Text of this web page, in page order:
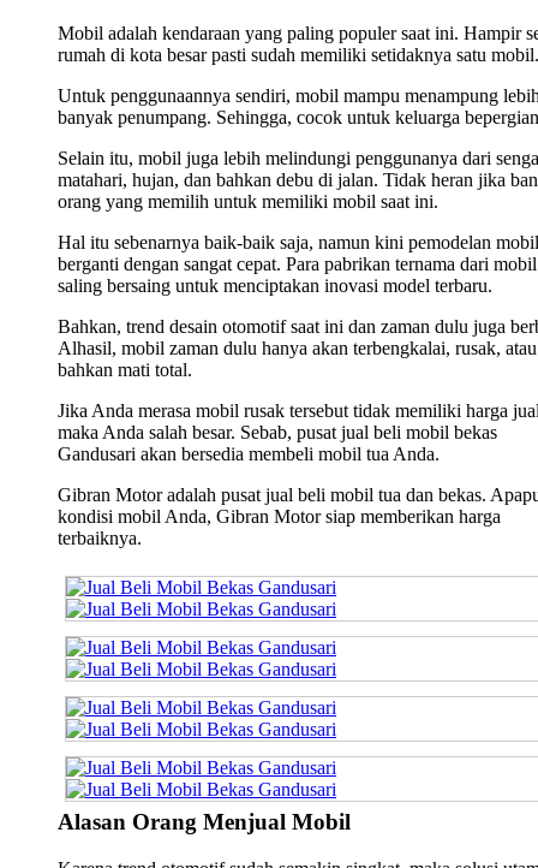
Mobil adalah kendaraan yang paling populer saat ini. Hampir
rumah di kota besar pasti sudah memiliki setidaknya satu mobil.
Untuk penggunaannya sendiri, mobil mampu menampung
banyak penumpang. Sehingga, cocok untuk keluarga
Selain itu, mobil juga lebih melindungi penggunanya dari
matahari, hujan, dan bahkan debu di jalan. Tidak heran jika
orang yang memilih untuk memiliki mobil saat ini.
Hal itu sebenarnya baik-baik saja, namun kini pemodelan mobil
berganti dengan sangat cepat. Para pabrikan ternama dari
saling bersaing untuk menciptakan inovasi model terbaru.
Bahkan, trend desain otomotif saat ini dan zaman dulu juga
Alhasil, mobil zaman dulu hanya akan terbengkalai, rusak, atau
bahkan mati total.
Jika Anda merasa mobil rusak tersebut tidak memiliki harga
maka Anda salah besar. Sebab, pusat jual beli mobil bekas
Gandusari akan bersedia membeli mobil tua Anda.
Gibran Motor adalah pusat jual beli mobil tua dan bekas.
kondisi mobil Anda, Gibran Motor siap memberikan harga
terbaiknya.
Alasan Orang Menjual Mobil